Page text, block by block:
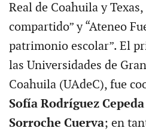
Real de Coahuila y
compartido” y “Ateneo
patrimonio escolar”. El
las Universidades de
Coahuila (UAdeC), fue
Sofía Rodríguez Cepeda
Sorroche Cuerva; en